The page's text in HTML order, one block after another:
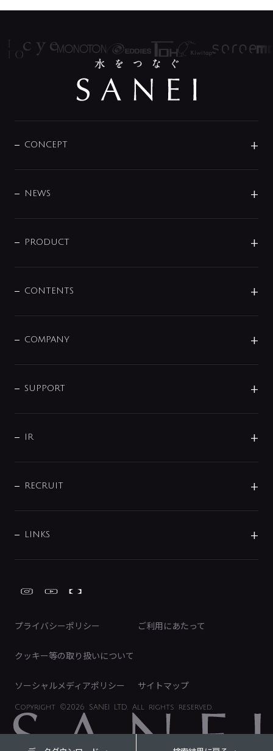
Copyright ©2026 SANEI LTD. All rights reserved.
プライバシーポリシー ご利用にあたって
クッキー等の取り扱いについて
ソーシャルメディアポリシー サイトマップ
CONCEPT
DESIGN
NEWS
商品に関して
その他
PRODUCT
センサー・タッチ水栓
単水栓
分岐
配管システム
バス・空調周辺用品
トイレ周辺用品
CONTENTS
じぶんシャワーが見つかる
COMPANY
企業理念
会社概要
事業所案内
SUPPORT
よくあるご質問
データダウンロード
みらいエコ住宅2026事業
IR
IRニュース
IRライブラリ
電子公告
RECRUIT
募集要項
LINKS